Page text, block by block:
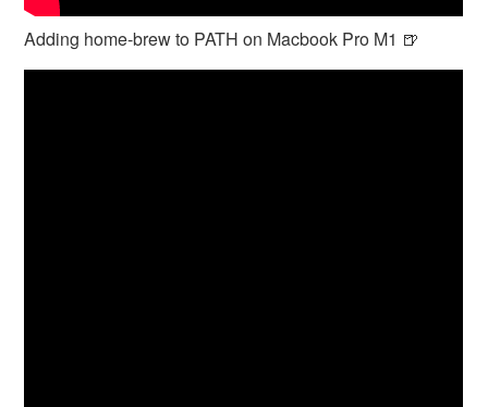
Adding home-brew to PATH on Macbook Pro M1 🍺